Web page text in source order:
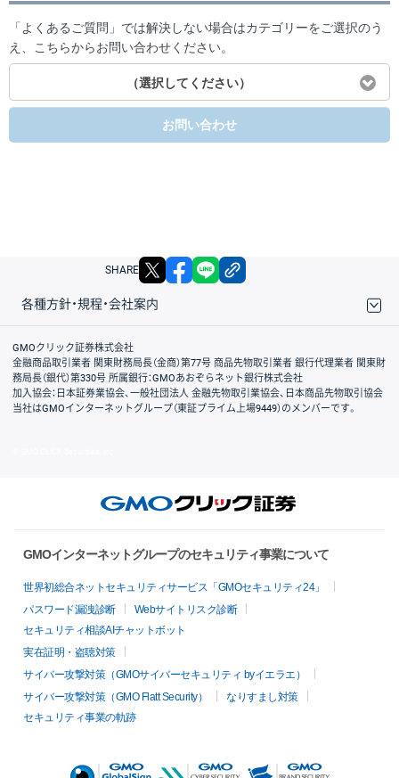
「よくあるご質問」では解決しない場合はカテゴリーをご選択のう
え、こちらからお問い合わせください。
（選択してください）
お問い合わせ
SHARE X facebook
各種方針・規程・会社案内
取引規程・約款
サイトマップ
その他のご案内
個人情報保護方針
最良執行方針
サイトのご利用について
ディスクレイマー
信託保全
リスク説明
会社案内
GMOクリック証券株式会社
金融商品取引業者 関東財務局長（金商）第77号 商品先物取引業者 銀行代理業者 関東財
務局長（銀代）第330号 所属銀行：GMOあおぞらネット銀行株式会社
加入協会：日本証券業協会、一般社団法人 金融先物取引業協会、日本商品先物取引協会
当社はGMOインターネットグループ（東証プライム上場9449）のメンバーです。
GMOインターネットグループのセキュリティ事業について
世界初総合ネットセキュリティサービス「GMOセキュリティ24」
パスワード漏洩診断
Webサイトリスク診断
セキュリティ相談AIチャットボット
実在証明・盗聴対策
サイバー攻撃対策（GMOサイバーセキュリティ byイエラエ）
サイバー攻撃対策（GMO Flatt Security）
なりすまし対策
セキュリティ事業の軌跡